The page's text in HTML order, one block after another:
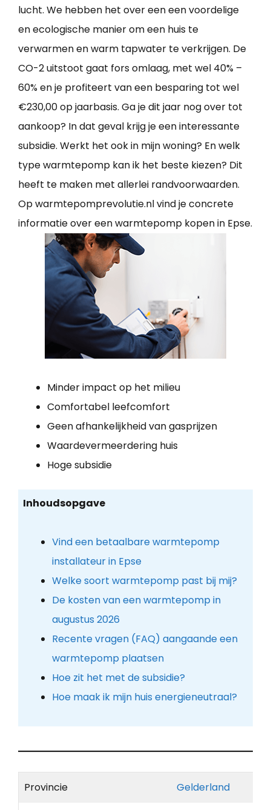
lucht. We hebben het over een een voordelige
en ecologische manier om een huis te
verwarmen en warm tapwater te verkrijgen. De
CO-2 uitstoot gaat fors omlaag, met wel 40% –
60% en je profiteert van een besparing tot wel
€230,00 op jaarbasis. Ga je dit jaar nog over tot
aankoop? In dat geval krijg je een interessante
subsidie. Werkt het ook in mijn woning? En welk
type warmtepomp kan ik het beste kiezen? Dit
heeft te maken met allerlei randvoorwaarden.
Op warmtepomprevolutie.nl vind je concrete
informatie over een warmtepomp kopen in Epse.
Minder impact op het milieu
Comfortabel leefcomfort
Geen afhankelijkheid van gasprijzen
Waardevermeerdering huis
Hoge subsidie
Inhoudsopgave
Vind een betaalbare warmtepomp
installateur in Epse
Welke soort warmtepomp past bij mij?
De kosten van een warmtepomp in
augustus 2026
Recente vragen (FAQ) aangaande een
warmtepomp plaatsen
Hoe zit het met de subsidie?
Hoe maak ik mijn huis energieneutraal?
Provincie Gelderland